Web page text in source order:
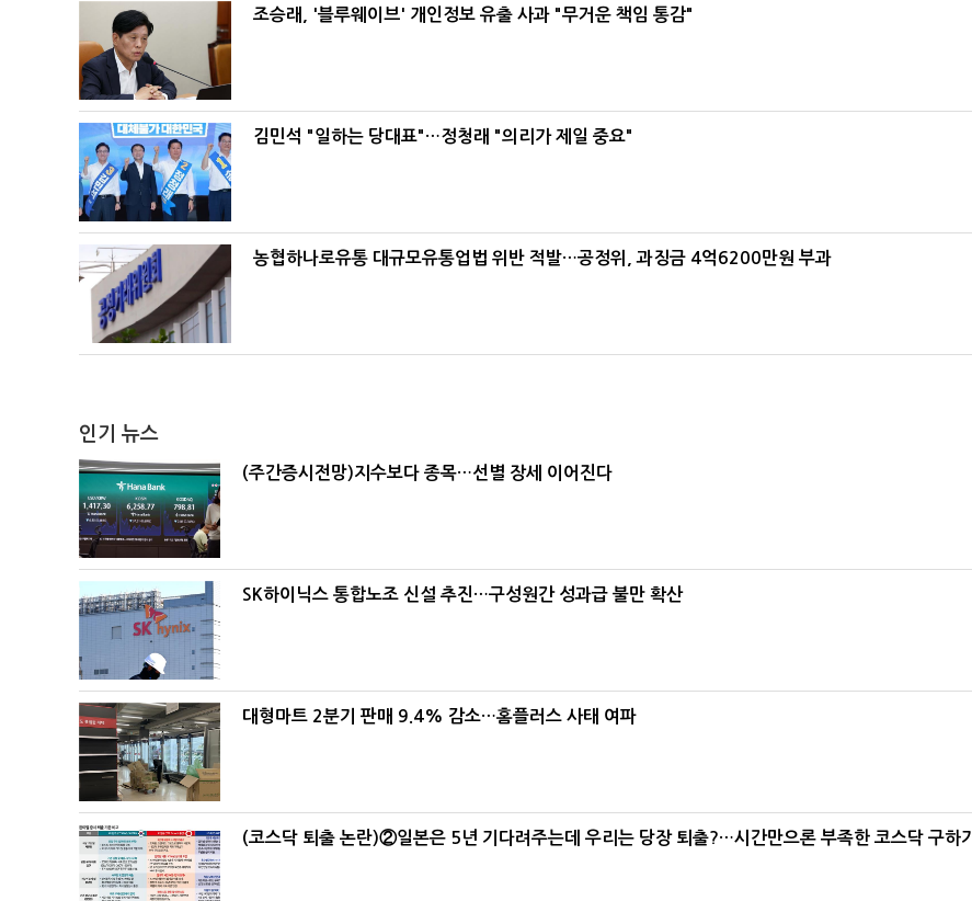
조승래, '블루웨이브' 개인정보 유출 사과 "무거운 책임 통감"
김민석 "일하는 당대표"…정청래 "의리가 제일 중요"
농협하나로유통 대규모유통업법 위반 적발…공정위, 과징금 4억6200만원 부과
인기 뉴스
(주간증시전망)지수보다 종목…선별 장세 이어진다
SK하이닉스 통합노조 신설 추진…구성원간 성과급 불만 확산
대형마트 2분기 판매 9.4% 감소…홈플러스 사태 여파
(코스닥 퇴출 논란)②일본은 5년 기다려주는데 우리는 당장 퇴출?…시간만으론 부족한 코스닥 구하기